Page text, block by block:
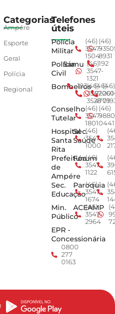
Categorias
Ampére
Esporte
Geral
Polícia
Regional
Telefones
úteis
Polícia
Militar
(46)
3547-
1504
(46)
8931
Polícia
Civil
Samu (46)
3547-
1321
192
Bombeiros
193(46)
3547-
3528
(46)
4779
(46)
Conselho
Tutelar
(46)
3547-
1801
(46)
0441
Hospital
Santa
Rita
Sec.
Saúde
(46)
3547-
1000
Prefeitura
de
Ampére
Fórum
(46)
3547-
1122
Sec.
Educação
Paroquia
(46)
3547-
1674
Min.
Público
ACEAMP
(46)
3547-
2964
EPR -
Concessionária
0800
277
0163